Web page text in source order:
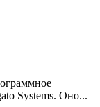
Systems. Оно...